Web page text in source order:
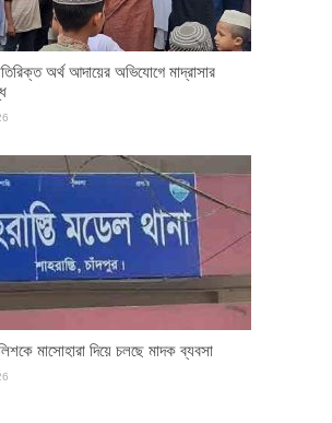
অর্থ আদায়ের অভিযোগে মাদ্রাসার
মাসোহারা দিয়ে চলছে মাদক ব্যবসা